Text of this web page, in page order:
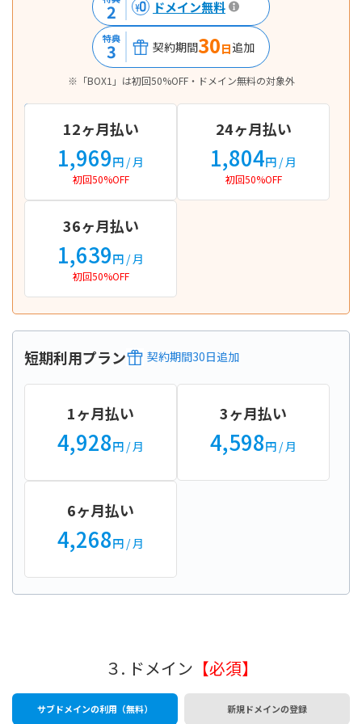
2 ドメイン無料
特典
3 契約期間30日追加
※「BOX1」は初回50%OFF・ドメイン無料の対象外
12ヶ月払い
1,969円 / 月
初回50%OFF
24ヶ月払い
1,804円 / 月
初回50%OFF
36ヶ月払い
1,639円 / 月
初回50%OFF
短期利用プラン 契約期間30日追加
1ヶ月払い
4,928円 / 月
3ヶ月払い
4,598円 / 月
6ヶ月払い
4,268円 / 月
３. ドメイン 【必須】
サブドメインの利用（無料） 新規ドメインの登録